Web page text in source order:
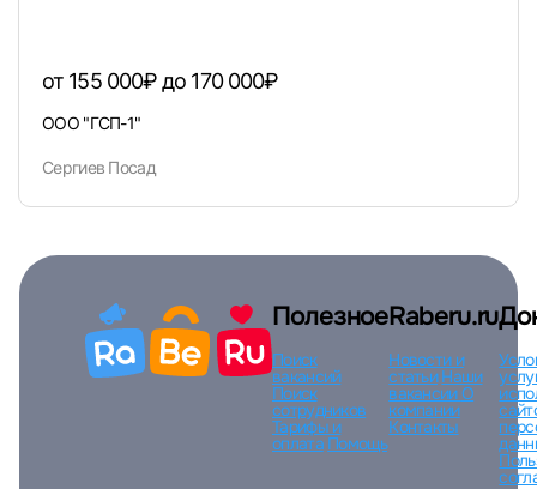
от 155 000₽ до 170 000₽
ООО "ГСП-1"
Сергиев Посад
Полезное
Поиск
вакансий
Поиск
сотрудников
Тарифы и
оплата Помощь
Raberu.ru
Новости и
статьи Наши
вакансииО
компании
Контакты